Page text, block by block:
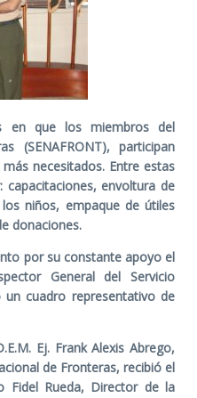
en que los miembros del
(SENAFRONT), participan
necesitados. Entre estas
capacitaciones, envoltura de
niños, empaque de útiles
donaciones.
por su constante apoyo el
General del Servicio
cuadro representativo de
Ej. Frank Alexis Abrego,
de Fronteras, recibió el
Fidel Rueda, Director de la